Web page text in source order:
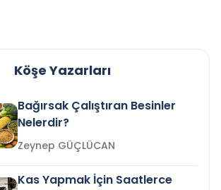
Köşe Yazarları
Bağırsak Çalıştıran Besinler
Nelerdir?
Zeynep GÜÇLÜCAN
Kas Yapmak İçin Saatlerce